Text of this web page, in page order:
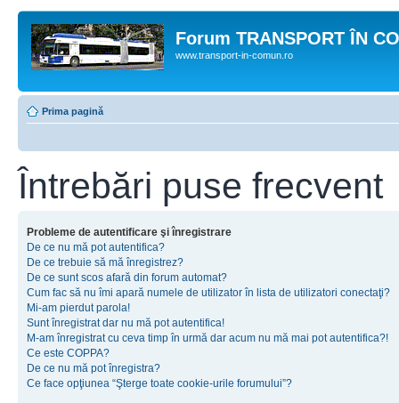
Forum TRANSPORT ÎN
www.transport-in-comun.ro
Prima pagină
Întrebări puse frecvent
Probleme de autentificare şi înregistrare
De ce nu mă pot autentifica?
De ce trebuie să mă înregistrez?
De ce sunt scos afară din forum automat?
Cum fac să nu îmi apară numele de utilizator în lista de utilizatori conectaţi?
Mi-am pierdut parola!
Sunt înregistrat dar nu mă pot autentifica!
M-am înregistrat cu ceva timp în urmă dar acum nu mă mai pot autentifica?!
Ce este COPPA?
De ce nu mă pot înregistra?
Ce face opţiunea “Şterge toate cookie-urile forumului”?